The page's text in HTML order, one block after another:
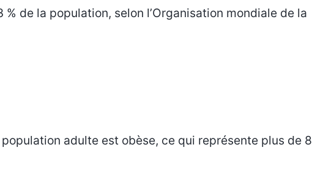
de la population, selon l’Organisation mondiale de la
population adulte est obèse, ce qui représente plus de 8